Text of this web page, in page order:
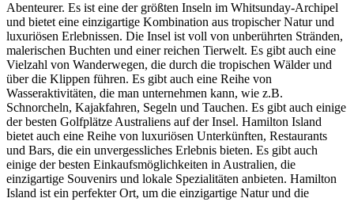
Abenteurer. Es ist eine der größten Inseln im Whitsunday-Archipel
und bietet eine einzigartige Kombination aus tropischer Natur und
luxuriösen Erlebnissen. Die Insel ist voll von unberührten Stränden,
malerischen Buchten und einer reichen Tierwelt. Es gibt auch eine
Vielzahl von Wanderwegen, die durch die tropischen Wälder und
über die Klippen führen. Es gibt auch eine Reihe von
Wasseraktivitäten, die man unternehmen kann, wie z.B.
Schnorcheln, Kajakfahren, Segeln und Tauchen. Es gibt auch einige
der besten Golfplätze Australiens auf der Insel. Hamilton Island
bietet auch eine Reihe von luxuriösen Unterkünften, Restaurants
und Bars, die ein unvergessliches Erlebnis bieten. Es gibt auch
einige der besten Einkaufsmöglichkeiten in Australien, die
einzigartige Souvenirs und lokale Spezialitäten anbieten. Hamilton
Island ist ein perfekter Ort, um die einzigartige Natur und die